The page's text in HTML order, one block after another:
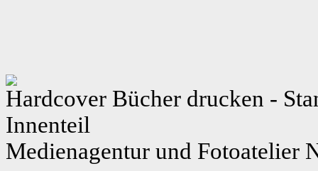
Hardcover Bücher drucken -
Innenteil
Medienagentur und Fotoatelier